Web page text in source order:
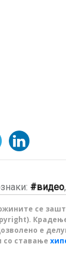
видео,
се
е
со ставање